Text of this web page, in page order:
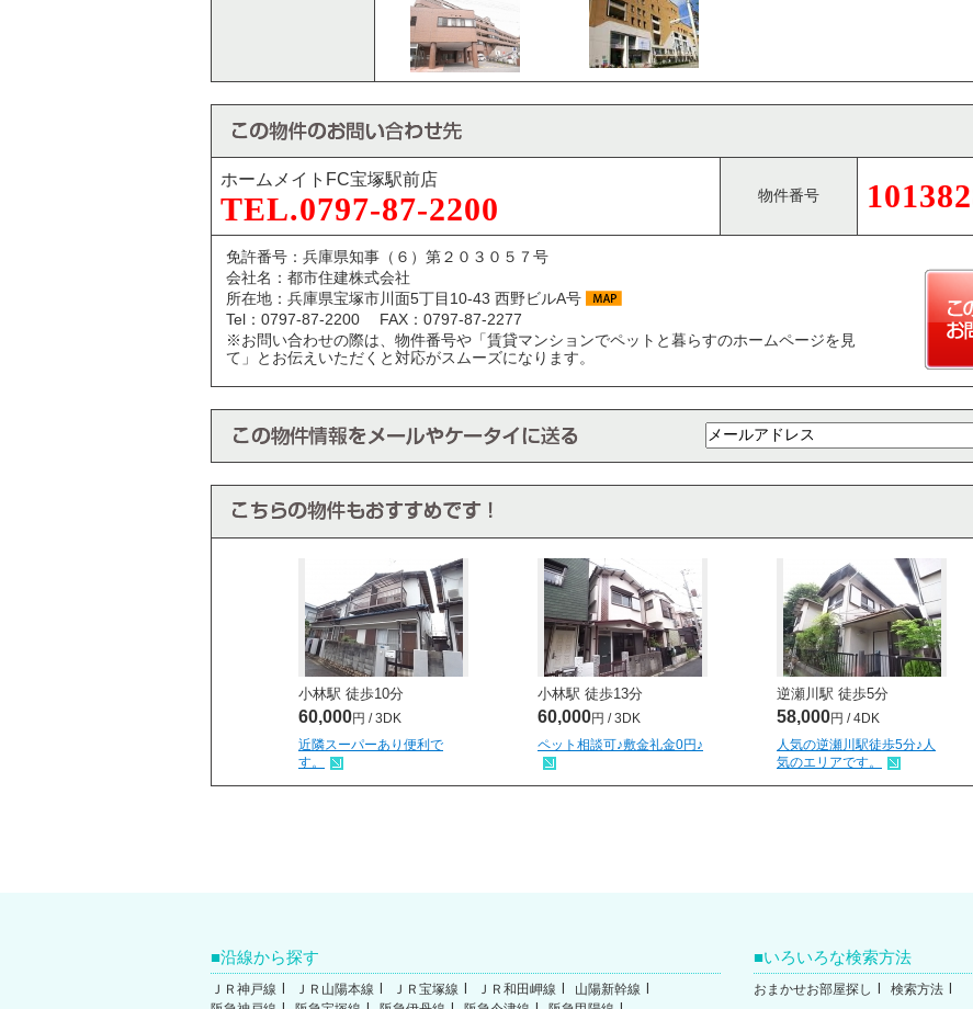
ホームメイトFC宝塚駅前店
TEL.0797-87-2200 物件番号
免許番号：兵庫県知事（６）第２０３０５７号
会社名：都市住建株式会社
所在地：兵庫県宝塚市川面5丁目10-43 西野ビルA号
Tel：0797-87-2200 FAX：0797-87-2277
※お問い合わせの際は、物件番号や「賃貸マンションでペットと暮らすのホームページを見
て」とお伝えいただくと対応がスムーズになります。
小林駅 徒歩10分
60,000円 / 3DK
近隣スーパーあり便利で
す。
小林駅 徒歩13分
60,000円 / 3DK
ペット相談可♪敷金礼金0円♪
逆瀬川駅 徒歩5分
58,000円 / 4DK
人気の逆瀬川駅徒歩5分♪人
気のエリアです。
沿線から探す
ＪＲ神戸線 ＪＲ山陽本線 ＪＲ宝塚線 ＪＲ和田岬線
山陽新幹線
いろいろな検索方法
おまかせお部屋探し 検索方法